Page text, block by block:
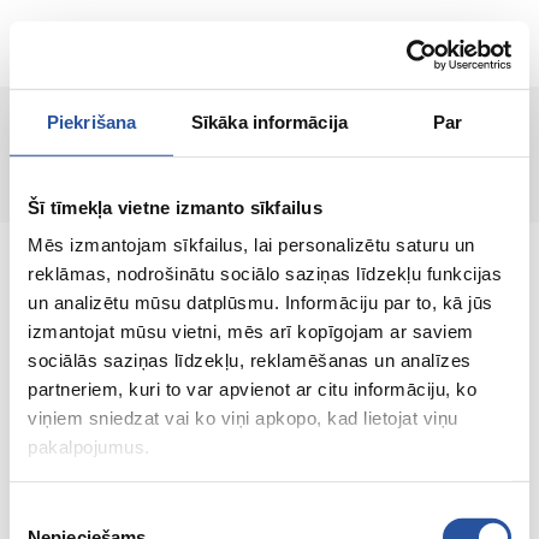
Piekrišana Sīkāka informācija Par
Šī tīmekļa vietne izmanto sīkfailus
Mēs izmantojam sīkfailus, lai personalizētu saturu un
reklāmas, nodrošinātu sociālo saziņas līdzekļu funkcijas
un analizētu mūsu datplūsmu. Informāciju par to, kā jūs
izmantojat mūsu vietni, mēs arī kopīgojam ar saviem
sociālās saziņas līdzekļu, reklamēšanas un analīzes
partneriem, kuri to var apvienot ar citu informāciju, ko
viņiem sniedzat vai ko viņi apkopo, kad lietojat viņu
pakalpojumus.
LT
Puslapis nerastas!
Internetinė parduotuvė su palankiomis
kainomis ir kokybiškomis prekėmis, kurioje
klientų pasitenkinimas yra mūsų pagrindinė
vertybė.
Viskas Tavo namams ir sodui!